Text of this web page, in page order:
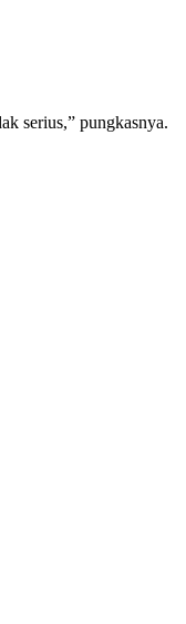
serius,” pungkasnya.